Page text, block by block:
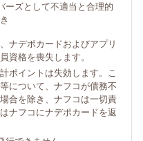
ーズとして不適当と合理的
ナデポカードおよびアプリ
資格を喪失します。
ポイントは失効します。こ
について、ナフコが債務不
合を除き、ナフコは一切責
ナフコにナデポカードを返